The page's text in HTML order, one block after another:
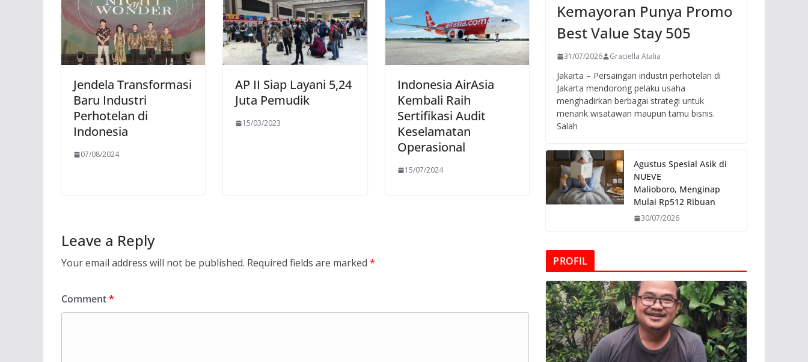
Jendela Transformasi
Baru Industri
Perhotelan di
Indonesia
07/08/2024
AP II Siap Layani 5,24
Juta Pemudik
15/03/2023
Indonesia AirAsia
Kembali Raih
Sertifikasi Audit
Keselamatan
Operasional
15/07/2024
Leave a Reply
Your email address will not be published. Required fields are marked *
Comment*
Kemayoran Punya Promo
Best Value Stay 505
31/07/2026 Graciella Atalia
Jakarta – Persaingan industri perhotelan di
Jakarta mendorong pelaku usaha
menghadirkan berbagai strategi untuk
menarik wisatawan maupun tamu bisnis.
Salah
Agustus Spesial Asik di
NUEVE
Malioboro, Menginap
Mulai Rp512 Ribuan
30/07/2026
PROFIL